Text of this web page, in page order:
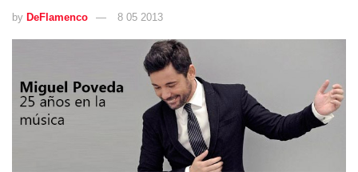
by DeFlamenco 8 05 2013